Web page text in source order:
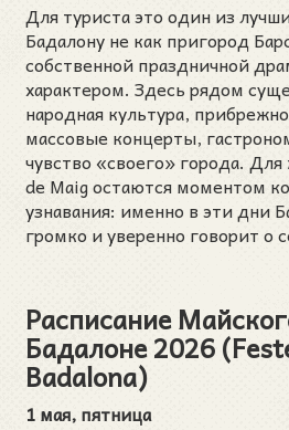
Для туриста это один из
Бадалону не как пригород
собственной праздничной
характером. Здесь рядом
народная культура,
массовые концерты,
чувство «своего» города.
de Maig остаются моментом
узнавания: именно в эти дни
громко и уверенно говорит о
Расписание
Бадалоне 2026
Badalona)
1 мая, пятница